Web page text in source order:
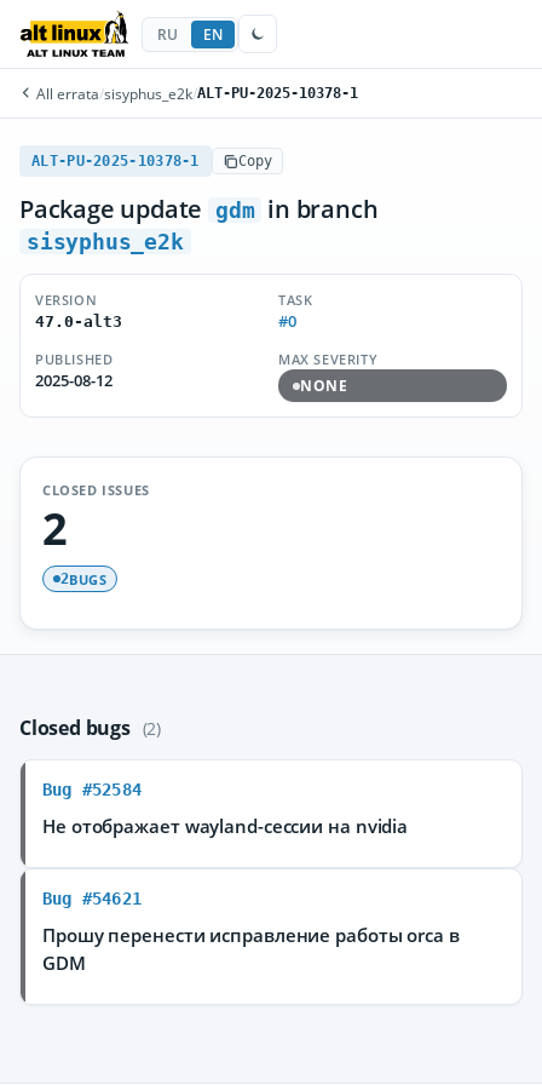
RU EN
All errata/sisyphus_e2k/ALT-PU-2025-10378-1
ALT-PU-2025-10378-1 Copy
Package update gdm in branch
sisyphus_e2k
VERSION
47.0-alt3
TASK
#0
PUBLISHED
2025-08-12
MAX SEVERITY
NONE
CLOSED ISSUES
2
2BUGS
Closed bugs (2)
Bug #52584
Не отображает wayland-сессии на nvidia
Bug #54621
Прошу перенести исправление работы orca в
GDM